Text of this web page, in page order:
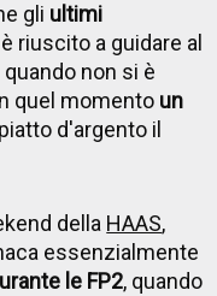
gli ultimi
riuscito a guidare al
non si è
quel momento un
d'argento il
della HAAS,
essenzialmente
le FP2, quando